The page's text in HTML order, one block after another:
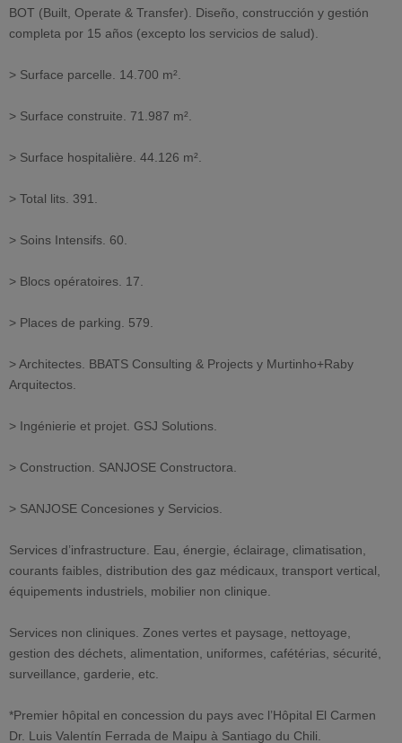
BOT (Built, Operate & Transfer). Diseño, construcción y gestión
completa por 15 años (excepto los servicios de salud).
> Surface parcelle. 14.700 m².
> Surface construite. 71.987 m².
> Surface hospitalière. 44.126 m².
> Total lits. 391.
> Soins Intensifs. 60.
> Blocs opératoires. 17.
> Places de parking. 579.
> Architectes. BBATS Consulting & Projects y Murtinho+Raby
Arquitectos.
> Ingénierie et projet. GSJ Solutions.
> Construction. SANJOSE Constructora.
> SANJOSE Concesiones y Servicios.
Services d’infrastructure. Eau, énergie, éclairage, climatisation,
courants faibles, distribution des gaz médicaux, transport vertical,
équipements industriels, mobilier non clinique.
Services non cliniques. Zones vertes et paysage, nettoyage,
gestion des déchets, alimentation, uniformes, cafétérias, sécurité,
surveillance, garderie, etc.
*Premier hôpital en concession du pays avec l’Hôpital El Carmen
Dr. Luis Valentín Ferrada de Maipu à Santiago du Chili.